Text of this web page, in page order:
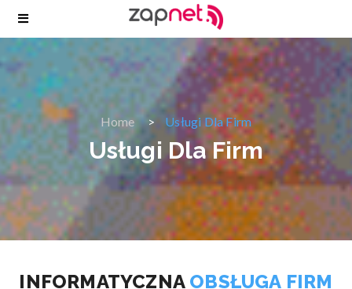
Home Usługi Dla Firm
Usługi Dla Firm
INFORMATYCZNAOBSŁUGA FIRM